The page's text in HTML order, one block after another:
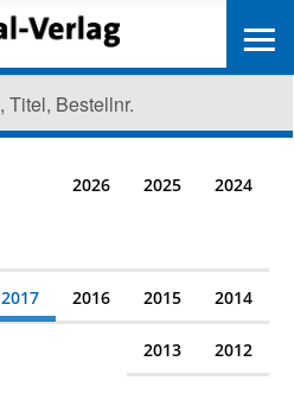
2026 2025 2024
2017 2016 2015 2014
2013 2012
≡